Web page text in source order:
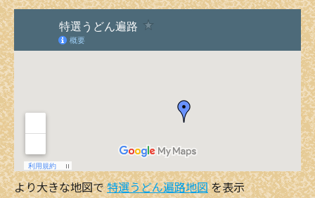
より大きな地図で特選うどん遍路地図を表示